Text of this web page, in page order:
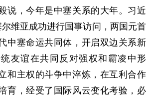
说，今年是中塞关系的大年。习近
维亚成功进行国事访问，两国元首
中塞命运共同体，开启双边关系新
友谊在共同反对强权和霸凌中形
和主权的斗争中淬炼，在互利合作
育，经受了国际风云变化考验，必